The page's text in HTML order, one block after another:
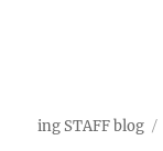
ing STAFF blog